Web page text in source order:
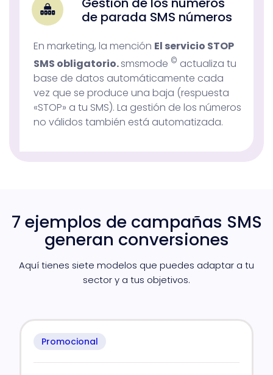
de parada SMS números
En marketing, la mención El servicio STOP
SMS obligatorio.smsmode © actualiza tu
base de datos automáticamente cada
vez que se produce una baja (respuesta
«STOP» a tu SMS). La gestión de los números
no válidos también está automatizada.
7 ejemplos de campañas SMS
generan conversiones
Aquí tienes siete modelos que puedes adaptar a tu
sector y a tus objetivos.
Promocional